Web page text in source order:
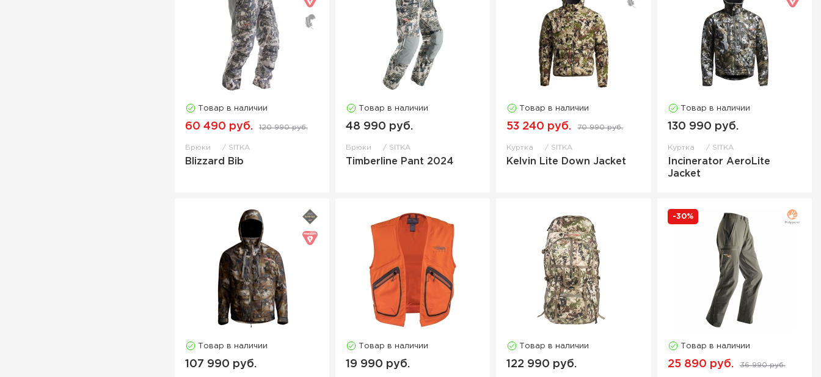
Товар в наличии
60 490 руб. 120 990 руб.
Брюки SITKA
Blizzard Bib
Товар в наличии
48 990 руб.
Брюки SITKA
Timberline Pant 2024
Товар в наличии
53 240 руб. 70 990 руб.
Куртка SITKA
Kelvin Lite Down Jacket
Товар в наличии
130 990 руб.
Куртка SITKA
Incinerator AeroLite
Jacket
Товар в наличии
107 990 руб.
Товар в наличии
19 990 руб.
Товар в наличии
122 990 руб.
-30%
Товар в наличии
25 890 руб. 36 990 руб.